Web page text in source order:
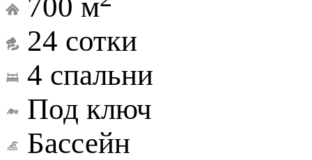
24 сотки
4 спальни
Под ключ
Бассейн